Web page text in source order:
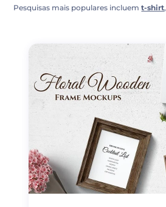
Pesquisas mais populares incluemt-shirt,